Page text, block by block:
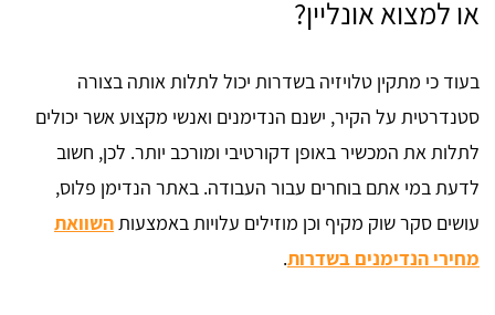
או למצוא אונליין?
בעוד כי מתקין טלויזיה בשדרות יכול לתלות אותה בצורה
סטנדרטית על הקיר, ישנם הנדימנים ואנשי מקצוע אשר יכולים
לתלות את המכשיר באופן דקורטיבי ומורכב יותר. לכן, חשוב
לדעת במי אתם בוחרים עבור העבודה. באתר הנדימן פלוס,
עושים סקר שוק מקיף וכן מוזילים עלויות באמצעותהשוואת
מחירי הנדימנים בשדרות.